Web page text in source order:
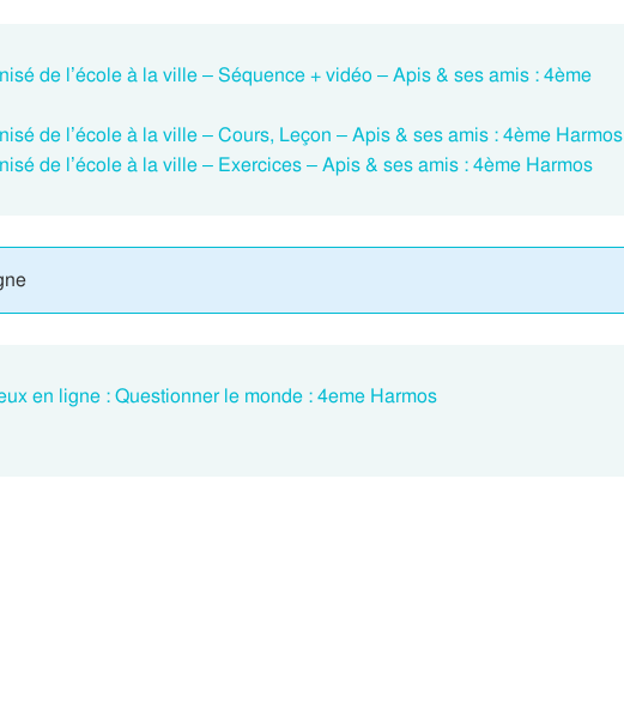
de l’école à la ville – Séquence + vidéo – Apis & ses amis : 4ème
de l’école à la ville – Cours, Leçon – Apis & ses amis : 4ème Harmos
de l’école à la ville – Exercices – Apis & ses amis : 4ème Harmos
en ligne : Questionner le monde : 4eme Harmos